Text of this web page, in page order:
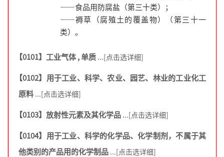
——食品用防腐盐（第三十类）；
——褥草（腐殖土的覆盖物）（第三十一
类）。
【0101】工业气体 , 单质 ...[点击选详细]
【0102】用于工业、科学、农业、园艺、林业的工业化工
原料 ...[点击选详细]
【0103】放射性元素及其化学品 ...[点击选详细]
【0104】用于工业、科学的化学品、化学制剂，不属于其
他类别的产品用的化学制品 ...[点击选详细]